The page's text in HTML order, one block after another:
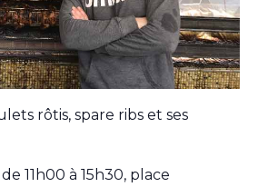
rôtis, spare ribs et ses
11h00 à 15h30, place